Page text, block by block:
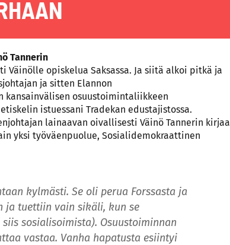
Tannerin
Väinölle opiskelua Saksassa. Ja siitä alkoi pitkä ja
ja sitten Elannon
kansainvälisen osuustoimintaliikkeen
istuessani Tradekan edustajistossa.
lainaavan oivallisesti Väinö Tannerin kirjaa
yksi työväenpuolue, Sosialidemokraattinen
kylmästi. Se oli perua Forssasta ja
ja tuettiin vain sikäli, kun se
sosialisoimista). Osuustoiminnan
vastaa. Vanha hapatusta esiintyi